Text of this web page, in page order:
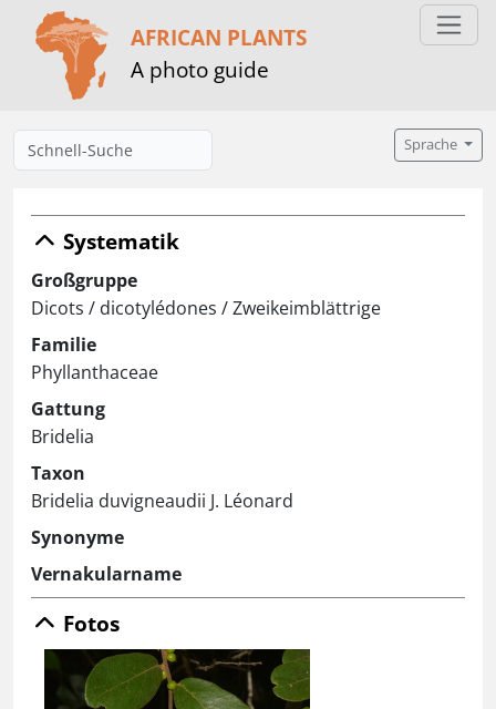
AFRICAN PLANTS
A photo guide
Sprache
Systematik
Großgruppe
Dicots / dicotylédones / Zweikeimblättrige
Familie
Phyllanthaceae
Gattung
Bridelia
Taxon
Bridelia duvigneaudii J. Léonard
Synonyme
Vernakularname
Fotos